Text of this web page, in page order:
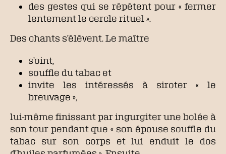
des gestes qui se répètent pour « fermer
lentement le cercle rituel ».
Des chants s’élèvent. Le maître
s’oint,
souffle du tabac et
invite les intéressés à siroter « le
breuvage »,
lui-même finissant par ingurgiter une bolée à
son tour pendant que « son épouse souffle du
tabac sur son corps et lui enduit le dos